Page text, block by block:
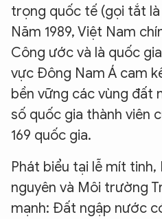
trọng quốc tế (gọi tắt
Năm 1989, Việt Nam
Công ước và là quốc
vực Đông Nam Á cam
bền vững các vùng đất
số quốc gia thành viên
169 quốc gia.
Phát biểu tại lễ mít tinh,
nguyên và Môi trường
mạnh: Đất ngập nước